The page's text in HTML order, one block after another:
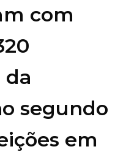
com
da
segundo
em